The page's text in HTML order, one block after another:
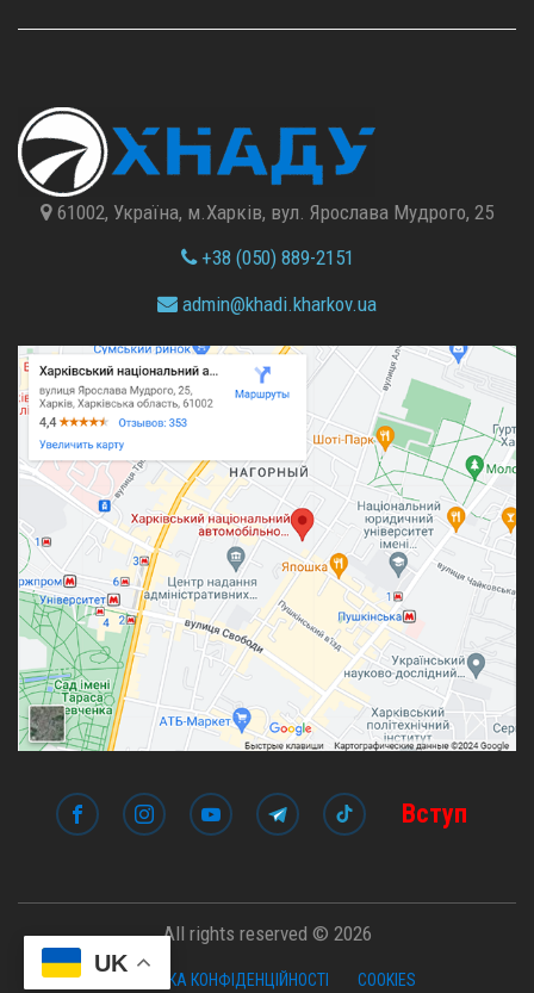
UK
61002, Україна, м.Харків, вул. Ярослава Мудрого, 25
+38 (050) 889-2151
admin@khadi.kharkov.ua
Вступ
All rights reserved © 2026
ПОЛІТИКА КОНФІДЕНЦІЙНОСТІ COOKIES